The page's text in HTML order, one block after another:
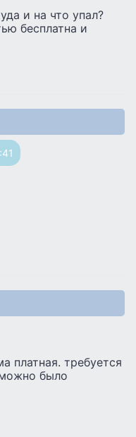
и на что упал?
бесплатна и
платная. требуется
было